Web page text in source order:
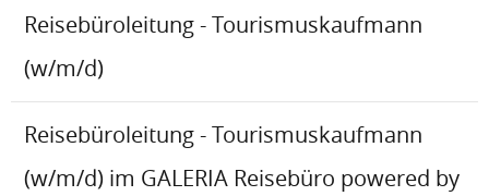
Reisebüroleitung - Tourismuskaufmann
(w/m/d)
Reisebüroleitung - Tourismuskaufmann
(w/m/d) im GALERIA Reisebüro powered by